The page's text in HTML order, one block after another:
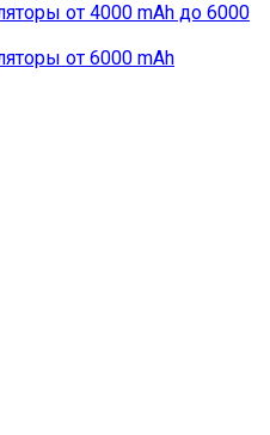
от 4000 mAh до 6000
от 6000 mAh